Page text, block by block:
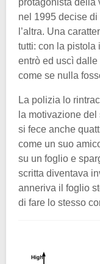
nel 1995 decise
l’altra. Una
tutti: con la pistola
entrò ed uscì
come se nulla
La polizia lo
la motivazione
si fece anche
come un suo
su un foglio e
scritta diventava
anneriva il foglio
di fare lo stesso